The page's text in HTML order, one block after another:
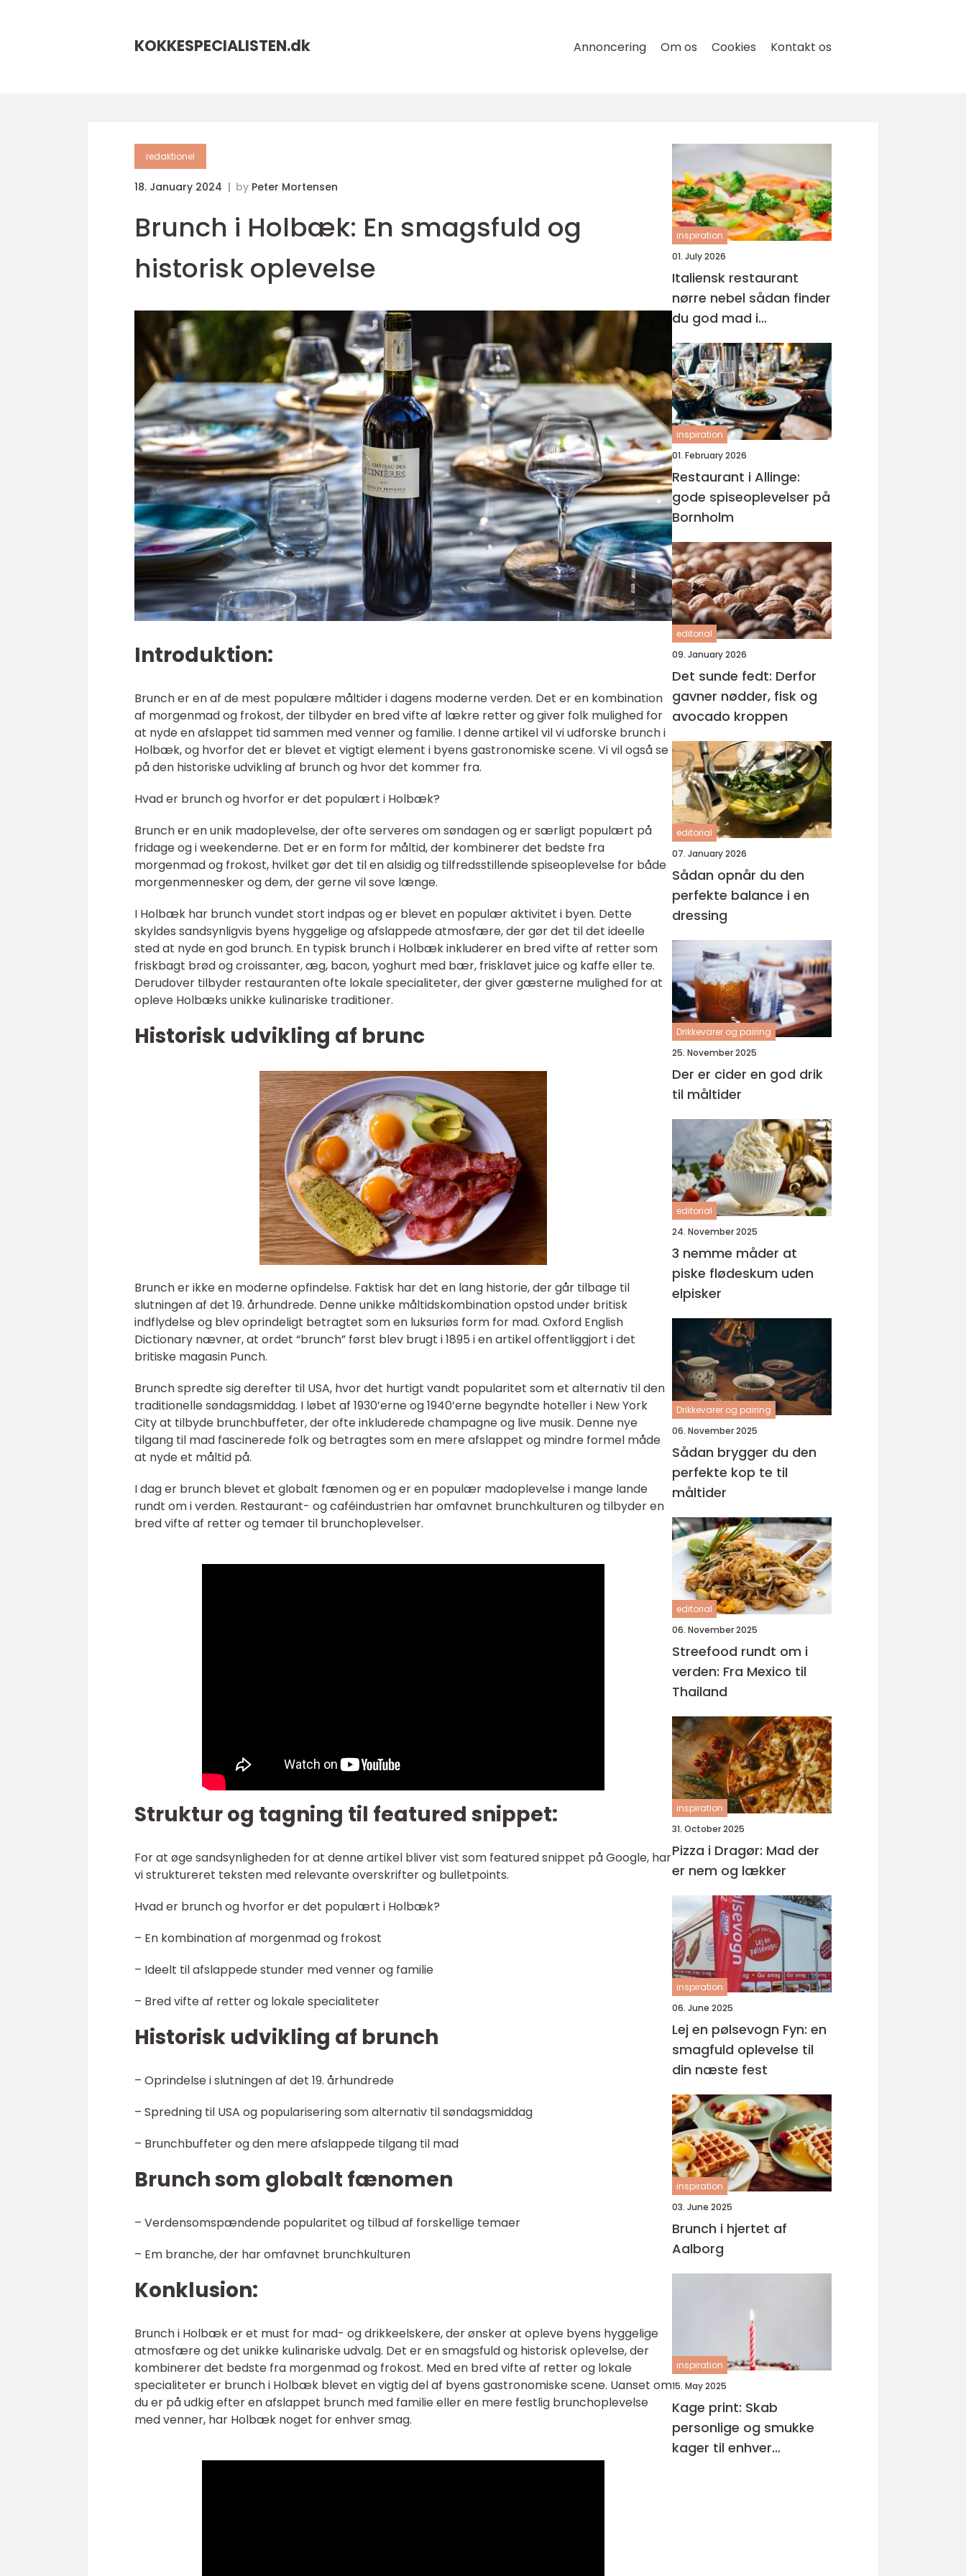
KOKKESPECIALISTEN.dk Annoncering Om os Cookies Kontakt os
redaktionel
18. January 2024 by Peter Mortensen
Brunch i Holbæk: En smagsfuld og
historisk oplevelse
Introduktion:
Brunch er en af de mest populære måltider i dagens moderne verden. Det er en kombination
af morgenmad og frokost, der tilbyder en bred vifte af lækre retter og giver folk mulighed for
at nyde en afslappet tid sammen med venner og familie. I denne artikel vil vi udforske brunch i
Holbæk, og hvorfor det er blevet et vigtigt element i byens gastronomiske scene. Vi vil også se
på den historiske udvikling af brunch og hvor det kommer fra.
Hvad er brunch og hvorfor er det populært i Holbæk?
Brunch er en unik madoplevelse, der ofte serveres om søndagen og er særligt populært på
fridage og i weekenderne. Det er en form for måltid, der kombinerer det bedste fra
morgenmad og frokost, hvilket gør det til en alsidig og tilfredsstillende spiseoplevelse for både
morgenmennesker og dem, der gerne vil sove længe.
I Holbæk har brunch vundet stort indpas og er blevet en populær aktivitet i byen. Dette
skyldes sandsynligvis byens hyggelige og afslappede atmosfære, der gør det til det ideelle
sted at nyde en god brunch. En typisk brunch i Holbæk inkluderer en bred vifte af retter som
friskbagt brød og croissanter, æg, bacon, yoghurt med bær, frisklavet juice og kaffe eller te.
Derudover tilbyder restauranten ofte lokale specialiteter, der giver gæsterne mulighed for at
opleve Holbæks unikke kulinariske traditioner.
Historisk udvikling af brunc
Brunch er ikke en moderne opfindelse. Faktisk har det en lang historie, der går tilbage til
slutningen af det 19. århundrede. Denne unikke måltidskombination opstod under britisk
indflydelse og blev oprindeligt betragtet som en luksuriøs form for mad. Oxford English
Dictionary nævner, at ordet “brunch” først blev brugt i 1895 i en artikel offentliggjort i det
britiske magasin Punch.
Brunch spredte sig derefter til USA, hvor det hurtigt vandt popularitet som et alternativ til den
traditionelle søndagsmiddag. I løbet af 1930’erne og 1940’erne begyndte hoteller i New York
City at tilbyde brunchbuffeter, der ofte inkluderede champagne og live musik. Denne nye
tilgang til mad fascinerede folk og betragtes som en mere afslappet og mindre formel måde
at nyde et måltid på.
I dag er brunch blevet et globalt fænomen og er en populær madoplevelse i mange lande
rundt om i verden. Restaurant- og caféindustrien har omfavnet brunchkulturen og tilbyder en
bred vifte af retter og temaer til brunchoplevelser.
Struktur og tagning til featured snippet:
For at øge sandsynligheden for at denne artikel bliver vist som featured snippet på Google, har
vi struktureret teksten med relevante overskrifter og bulletpoints.
Hvad er brunch og hvorfor er det populært i Holbæk?
– En kombination af morgenmad og frokost
– Ideelt til afslappede stunder med venner og familie
– Bred vifte af retter og lokale specialiteter
Historisk udvikling af brunch
– Oprindelse i slutningen af det 19. århundrede
– Spredning til USA og popularisering som alternativ til søndagsmiddag
– Brunchbuffeter og den mere afslappede tilgang til mad
Brunch som globalt fænomen
– Verdensomspændende popularitet og tilbud af forskellige temaer
– Em branche, der har omfavnet brunchkulturen
Konklusion:
Brunch i Holbæk er et must for mad- og drikkeelskere, der ønsker at opleve byens hyggelige
atmosfære og det unikke kulinariske udvalg. Det er en smagsfuld og historisk oplevelse, der
kombinerer det bedste fra morgenmad og frokost. Med en bred vifte af retter og lokale
specialiteter er brunch i Holbæk blevet en vigtig del af byens gastronomiske scene. Uanset om
du er på udkig efter en afslappet brunch med familie eller en mere festlig brunchoplevelse
med venner, har Holbæk noget for enhver smag.
inspiration
01. July 2026
Italiensk restaurant
nørre nebel sådan finder
du god mad i
nærmiljøet
inspiration
01. February 2026
Restaurant i Allinge:
gode spiseoplevelser på
Bornholm
editorial
09. January 2026
Det sunde fedt: Derfor
gavner nødder, fisk og
avocado kroppen
editorial
07. January 2026
Sådan opnår du den
perfekte balance i en
dressing
Drikkevarer og pairing
25. November 2025
Der er cider en god drik
til måltider
editorial
24. November 2025
3 nemme måder at
piske flødeskum uden
elpisker
Drikkevarer og pairing
06. November 2025
Sådan brygger du den
perfekte kop te til
måltider
editorial
06. November 2025
Streefood rundt om i
verden: Fra Mexico til
Thailand
inspiration
31. October 2025
Pizza i Dragør: Mad der
er nem og lækker
inspiration
06. June 2025
Lej en pølsevogn Fyn: en
smagfuld oplevelse til
din næste fest
inspiration
03. June 2025
Brunch i hjertet af
Aalborg
inspiration
15. May 2025
Kage print: Skab
personlige og smukke
kager til enhver